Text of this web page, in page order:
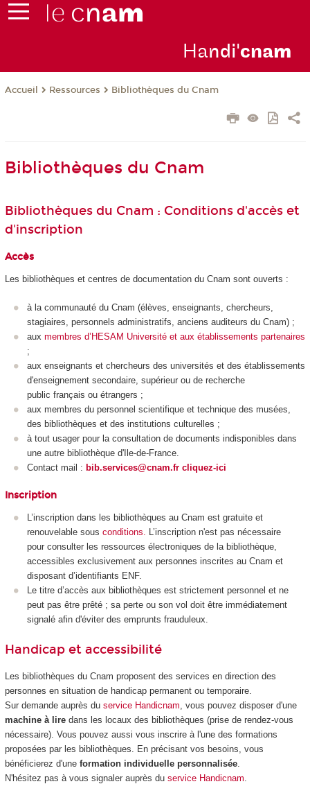
Handi'cnam
Accueil Ressources Bibliothèques du Cnam
Bibliothèques du Cnam
Bibliothèques du Cnam : Conditions d'accès et
d'inscription
Accès
Les bibliothèques et centres de documentation du Cnam sont ouverts :
à la communauté du Cnam (élèves, enseignants, chercheurs,
stagiaires, personnels administratifs, anciens auditeurs du Cnam) ;
aux membres d’HESAM Université et aux établissements partenaires
;
aux enseignants et chercheurs des universités et des établissements
d'enseignement secondaire, supérieur ou de recherche
public français ou étrangers ;
aux membres du personnel scientifique et technique des musées,
des bibliothèques et des institutions culturelles ;
à tout usager pour la consultation de documents indisponibles dans
une autre bibliothèque d'Ile-de-France.
Contact mail : bib.services@cnam.fr cliquez-ici
Inscription
L’inscription dans les bibliothèques au Cnam est gratuite et
renouvelable sous conditions. L’inscription n'est pas nécessaire
pour consulter les ressources électroniques de la bibliothèque,
accessibles exclusivement aux personnes inscrites au Cnam et
disposant d’identifiants ENF.
Le titre d’accès aux bibliothèques est strictement personnel et ne
peut pas être prêté ; sa perte ou son vol doit être immédiatement
signalé afin d'éviter des emprunts frauduleux.
Handicap et accessibilité
Les bibliothèques du Cnam proposent des services en direction des
personnes en situation de handicap permanent ou temporaire.
Sur demande auprès du service Handicnam, vous pouvez disposer d'une
machine à liredans les locaux des bibliothèques (prise de rendez-vous
nécessaire). Vous pouvez aussi vous inscrire à l'une des formations
proposées par les bibliothèques. En précisant vos besoins, vous
bénéficierez d'une formation individuelle personnalisée.
N'hésitez pas à vous signaler auprès du service Handicnam.